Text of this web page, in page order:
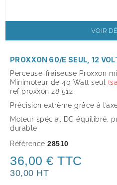
VOIR
PROXXON 60/E SEUL, 12
Perceuse-fraiseuse Proxxon
Minimoteur de 40 Watt seul
ref proxxon 28 512
Précision extrême grâce à
Moteur spécial DC équilibré,
durable
Référence 28510
36,00 € TTC
30,00 HT